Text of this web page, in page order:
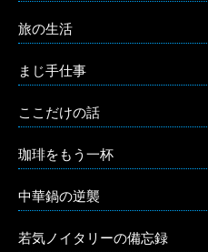
旅の生活
まじ手仕事
ここだけの話
珈琲をもう一杯
中華鍋の逆襲
若気ノイタリーの備忘録